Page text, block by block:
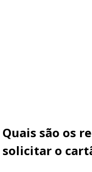
Quais são os
solicitar o